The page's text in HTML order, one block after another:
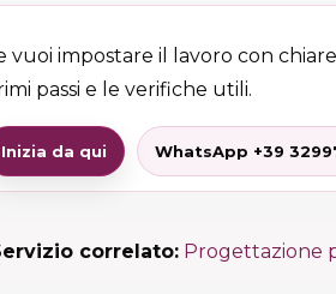
vuoi impostare il lavoro con
passi e le verifiche utili.
Inizia da qui WhatsApp +39
correlato: Progettazione